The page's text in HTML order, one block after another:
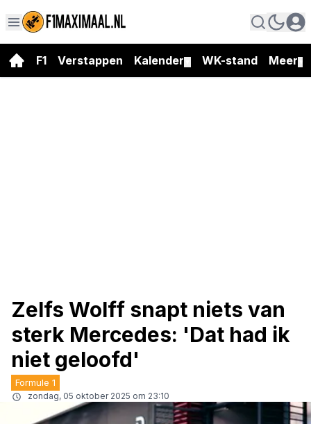
F1 Verstappen Kalender WK-stand Meer
Zelfs Wolff snapt niets van
sterk Mercedes: 'Dat had ik
niet geloofd'
Formule 1
zondag, 05 oktober 2025 om 23:10